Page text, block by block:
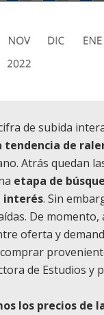
de subida
tendencia de
Atrás quedan
etapa de
interés. Sin
De
oferta y
de Estudios y
los precios de